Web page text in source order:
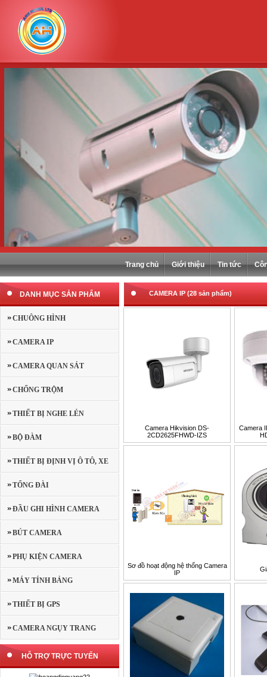
Trang chủ Giới thiệu Tin tức
DANH MỤC SẢN PHẨM
CHUÔNG HÌNH
CAMERA IP
CAMERA QUAN SÁT
CHỐNG TRỘM
THIẾT BỊ NGHE LÉN
BỘ ĐÀM
THIẾT BỊ ĐỊNH VỊ Ô TÔ, XE
MÁY
TỔNG ĐÀI
ĐẦU GHI HÌNH CAMERA
BÚT CAMERA
PHỤ KIỆN CAMERA
MÁY TÍNH BẢNG
THIẾT BỊ GPS
CAMERA NGỤY TRANG
HỖ TRỢ TRỰC TUYẾN
CAMERA IP (28 sản phẩm)
Camera Hikvision DS-
2CD2625FHWD-IZS
Camera
Sơ đồ hoạt động hệ thống Camera
IP